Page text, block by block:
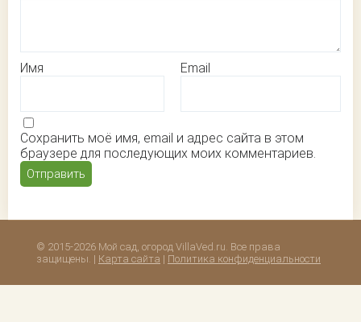
Имя Email
Сохранить моё имя, email и адрес сайта в этом
браузере для последующих моих комментариев.
© 2015-2026 Мой сад, огород VillaVed.ru. Все права
защищены. | Карта сайта | Политика конфиденциальности